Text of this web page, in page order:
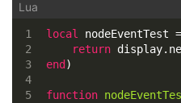
1
2
3
4
5
local nodeEventTest
return
end )
function